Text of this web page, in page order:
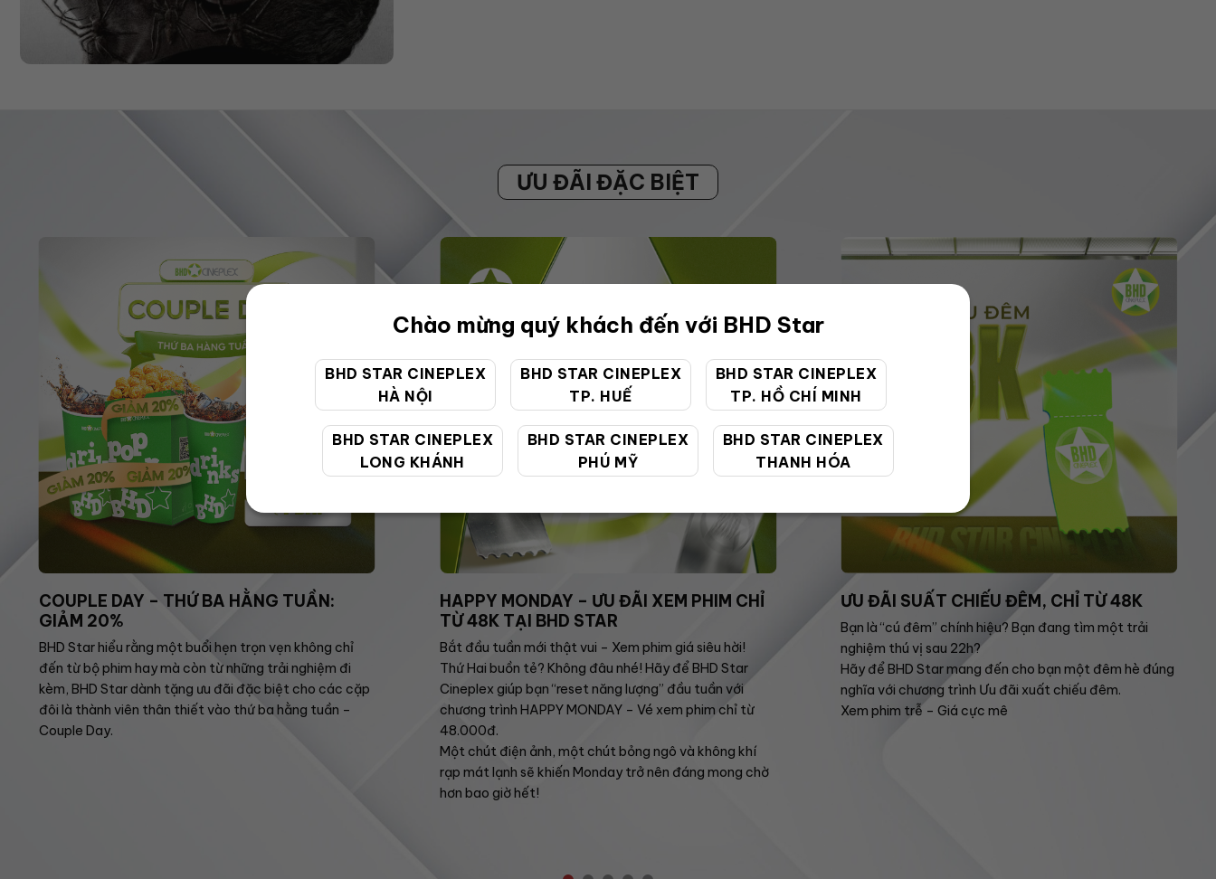
Chào mừng quý khách đến với BHD Star
BHD STAR CINEPLEX
HÀ NỘI
BHD STAR CINEPLEX
TP. HUẾ
BHD STAR CINEPLEX
TP. HỒ CHÍ MINH
BHD STAR CINEPLEX
LONG KHÁNH
BHD STAR CINEPLEX
PHÚ MỸ
BHD STAR CINEPLEX
THANH HÓA
ƯU ĐÃI ĐẶC BIỆT
COUPLE DAY – THỨ BA HẰNG TUẦN:
GIẢM 20%
BHD Star hiểu rằng một buổi hẹn trọn vẹn không chỉ
đến từ bộ phim hay mà còn từ những trải nghiệm đi
kèm, BHD Star dành tặng ưu đãi đặc biệt cho các cặp
đôi là thành viên thân thiết vào thứ ba hằng tuần –
Couple Day.
HAPPY MONDAY – ƯU ĐÃI XEM PHIM CHỈ
TỪ 48K TẠI BHD STAR
Bắt đầu tuần mới thật vui – Xem phim giá siêu hời!
Thứ Hai buồn tẻ? Không đâu nhé! Hãy để BHD Star
Cineplex giúp bạn “reset năng lượng” đầu tuần với
chương trình HAPPY MONDAY – Vé xem phim chỉ từ
48.000đ.
Một chút điện ảnh, một chút bỏng ngô và không khí
rạp mát lạnh sẽ khiến Monday trở nên đáng mong chờ
hơn bao giờ hết!
ƯU ĐÃI SUẤT CHIẾU ĐÊM, CHỈ TỪ 48K
Bạn là “cú đêm” chính hiệu? Bạn đang tìm một trải
nghiệm thú vị sau 22h?
Hãy để BHD Star mang đến cho bạn một đêm hè đúng
nghĩa với chương trình Ưu đãi xuất chiếu đêm.
Xem phim trễ – Giá cực mê